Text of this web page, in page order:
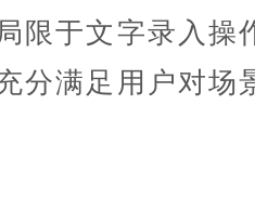
限于文字录入操
分满足用户对场